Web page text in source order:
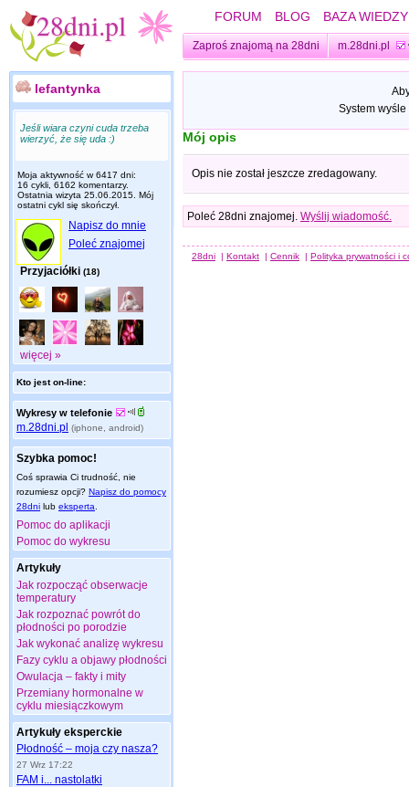
FORUM BLOG BAZA WIEDZY
Zaproś znajomą na 28dni m.28dni.pl
lefantynka
Jeśli wiara czyni cuda trzeba
wierzyć, że się uda :)
Moja aktywność w 6417 dni:
16 cykli, 6162 komentarzy.
Ostatnia wizyta 25.06.2015 . Mój
ostatni cykl się skończył.
Napisz do mnie
Poleć znajomej
Przyjaciółki (18)
więcej »
Kto jest on-line:
Wykresy w telefonie
m.28dni.pl (iphone, android)
Szybka pomoc!
Coś sprawia Ci trudność, nie
rozumiesz opcji? Napisz do pomocy
28dni lub eksperta
Pomoc do aplikacji
Pomoc do wykresu
Artykuły
Jak rozpocząć obserwacje
temperatury
Jak rozpoznać powrót do
płodności po porodzie
Jak wykonać analizę wykresu
Fazy cyklu a objawy płodności
Owulacja – fakty i mity
Przemiany hormonalne w
cyklu miesiączkowym
Artykuły eksperckie
Płodność – moja czy nasza?
27 Wrz 17:22
FAM i... nastolatki
System
Mój opis
Opis nie został jeszcze zredagowany.
Poleć 28dni znajomej. Wyślij wiadomość.
28dni | Kontakt | Cennik | Polityka prywatności i